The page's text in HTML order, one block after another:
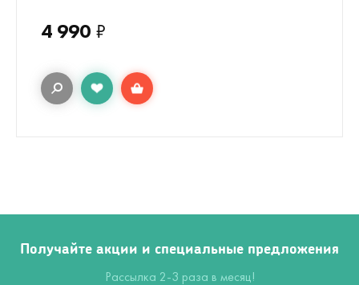
4 990 ₽
Получайте акции и специальные предложения
Рассылка 2-3 раза в месяц!